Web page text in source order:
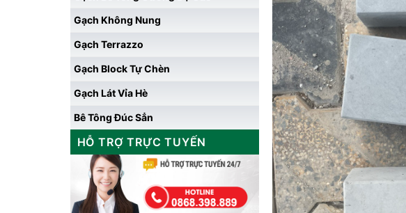
Gạch Không Nung
Gạch Terrazzo
Gạch Block Tự Chèn
Gạch Lát Vỉa Hè
Bê Tông Đúc Sẳn
HỖ TRỢ TRỰC TUYẾN